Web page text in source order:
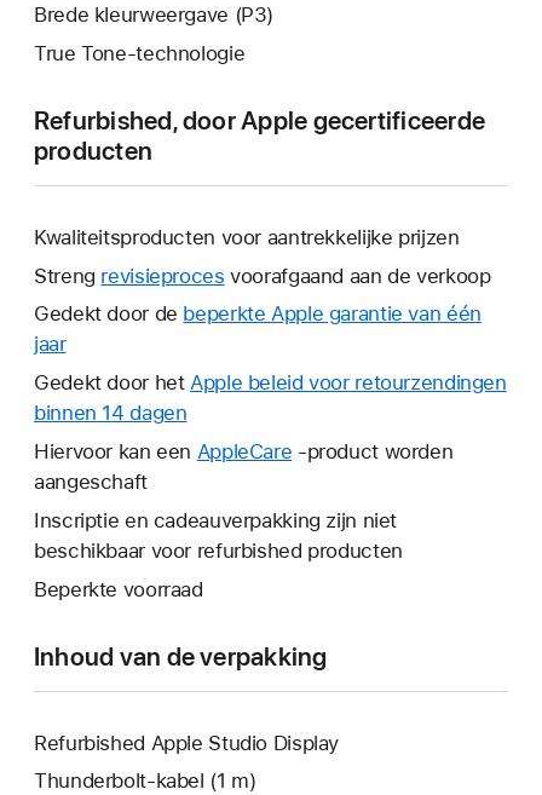
Brede kleurweergave (P3)
True Tone-technologie
Refurbished, door Apple gecertificeerde
producten
Kwaliteitsproducten voor aantrekkelijke prijzen
Streng revisieproces voorafgaand aan de verkoop
Gedekt door de beperkte Apple garantie van één
jaarHierdoor
wordt
er
nieuw
venster
geopend.
Gedekt door hetApple beleid voor retourzendingen
binnen 14 dagen
wordt
nieuw
venster
geopend.
Hiervoor kan een AppleCare Hierdoor
er
een
-product worden
aangeschaft
Inscriptie en cadeauverpakking zijn niet
beschikbaar voor refurbished producten
Beperkte voorraad
Inhoud van de verpakking
Refurbished Apple Studio Display
Thunderbolt-kabel (1 m)